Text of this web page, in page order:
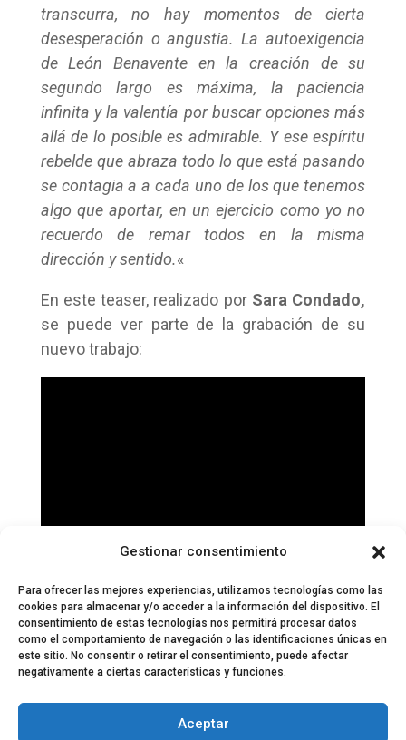
Gestionar consentimiento
Para ofrecer las mejores experiencias, utilizamos tecnologías como las
cookies para almacenar y/o acceder a la información del dispositivo. El
consentimiento de estas tecnologías nos permitirá procesar datos
como el comportamiento de navegación o las identificaciones únicas en
este sitio. No consentir o retirar el consentimiento, puede afectar
negativamente a ciertas características y funciones.
Aceptar
transcurra, no hay momentos de cierta
desesperación o angustia. La autoexigencia
de León Benavente en la creación de su
segundo largo es máxima, la paciencia
infinita y la valentía por buscar opciones más
allá de lo posible es admirable. Y ese espíritu
rebelde que abraza todo lo que está pasando
se contagia a a cada uno de los que tenemos
algo que aportar, en un ejercicio como yo no
recuerdo de remar todos en la misma
dirección y sentido.«
En este teaser, realizado por Sara Condado,
se puede ver parte de la grabación de su
nuevo trabajo:
Equipo EPDLT Contacto